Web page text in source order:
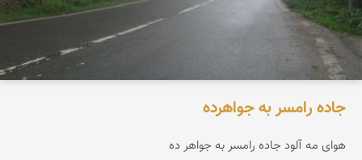
جاده رامسر به جواهرده
هوای مه آلود جاده رامسر به جواهر ده